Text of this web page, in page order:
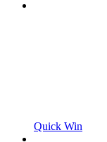
Quick Win